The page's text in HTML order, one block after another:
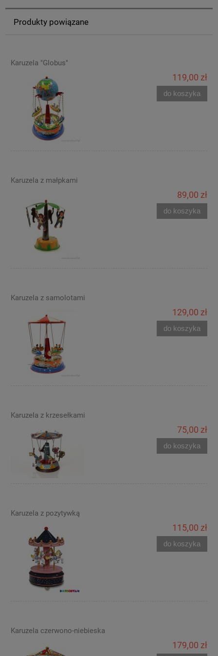
Produkty powiązane
Karuzela "Globus"
119,00 zł
do koszyka
Karuzela z małpkami
89,00 zł
do koszyka
Karuzela z samolotami
129,00 zł
do koszyka
Karuzela z krzesełkami
75,00 zł
do koszyka
Karuzela z pozytywką
115,00 zł
do koszyka
Karuzela czerwono-niebieska
179,00 zł